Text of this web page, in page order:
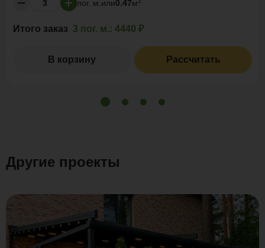
пог. м. или0.47м
Итого заказ 3 пог. м.: 4440 ₽
В корзину Рассчитать
Другие проекты